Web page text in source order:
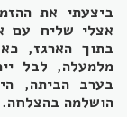
ביצעתי את
אצלי שליח עם
בתוך הארגז,
מלמעלה, לבל
בערב הביתה,
הושלמה